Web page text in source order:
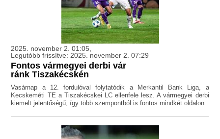
2025. november 2. 01:05,
Legutóbb frissítve: 2025. november 2. 07:29
Fontos vármegyei derbi vár
ránk Tiszakécskén
Vasárnap a 12. fordulóval folytatódik a Merkantil Bank Liga, a
Kecskeméti TE a Tiszakécskei LC ellenfele lesz. A vármegyei derbi
kiemelt jelentőségű, így több szempontból is fontos mindkét oldalon.